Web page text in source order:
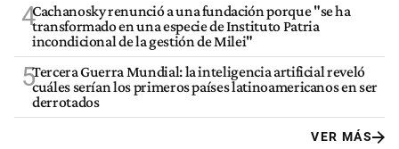
4Cachanosky renunció a una fundación porque "se ha
transformado en una especie de Instituto Patria
incondicional de la gestión de Milei"
5Tercera Guerra Mundial: la inteligencia artificial reveló
cuáles serían los primeros países latinoamericanos en ser
derrotados
VER MÁS